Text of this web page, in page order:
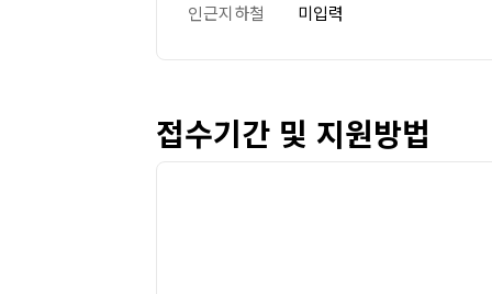
인근지하철 미입력
접수기간 및 지원방법